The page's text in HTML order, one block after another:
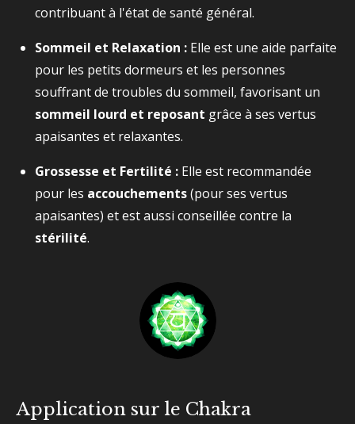
contribuant à l'état de santé général.
Sommeil et Relaxation : Elle est une aide parfaite
pour les petits dormeurs et les personnes
souffrant de troubles du sommeil, favorisant un
sommeil lourd et reposant grâce à ses vertus
apaisantes et relaxantes.
Grossesse et Fertilité : Elle est recommandée
pour les accouchements(pour ses vertus
apaisantes) et est aussi conseillée contre la
stérilité.
Application sur le Chakra